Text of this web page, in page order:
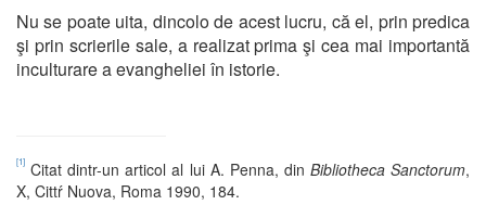
Nu se poate uita, dincolo de acest lucru, că el, prin predica
şi prin scrierile sale, a realizat prima şi cea mai importantă
inculturare a evangheliei în istorie.
[1] Citat dintr-un articol al lui A. Penna, din Bibliotheca Sanctorum,
X, Cittŕ Nuova, Roma 1990, 184.